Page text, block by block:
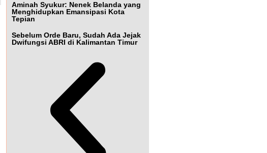
Aminah Syukur: Nenek Belanda yang
Menghidupkan Emansipasi Kota
Tepian
Sebelum Orde Baru, Sudah Ada Jejak
Dwifungsi ABRI di Kalimantan Timur